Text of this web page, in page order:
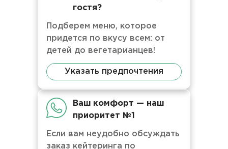
гостя?
Подберем меню, которое
придется по вкусу всем: от
детей до вегетарианцев!
Указать предпочтения
Ваш комфорт — наш
приоритет №1
Если вам неудобно обсуждать
заказ кейтеринга по